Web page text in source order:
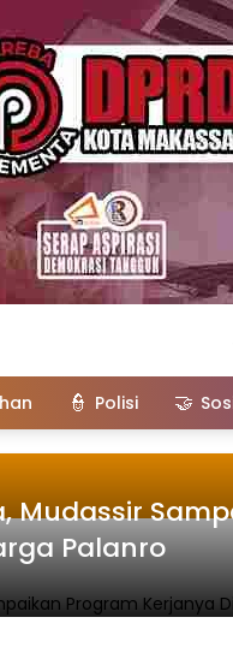
👮 Polisi 🤝
Mudassir
Palanro